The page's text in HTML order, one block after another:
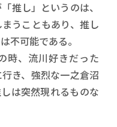
推し」というのは、
うこともあり、推し
不可能である。
時、流川好きだった
き、強烈な一之倉沼
は突然現れるものな